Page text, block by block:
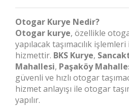
Otogar Kurye Nedir?
Otogar kurye, özellikle
yapılacak taşımacılık
hizmettir. BKS Kurye,
Mahallesi, Paşaköy
güvenli ve hızlı otogar
hizmet anlayışı ile otogar
yapılır.